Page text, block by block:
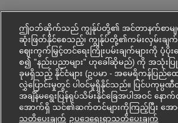
ဤဝဘ်ဆိုက်သည် ကျွန်ုပ်တို့၏ အင်တာနက်စာမျက်
ဆုံးဖြတ်နိုင်စေသည့်၊ ကျွန်ုပ်တို့၏ကမ်းလှမ်းချ
ဈေးကွက်မြှင့်တင်ရေးကြိုးပမ်းချက်များကို ပံ့ပို
စ၍ "နည်းပညာများ" ဟုခေါ်ဆိုမည်) ကို အသုံ
ခုမရှိသည့် နိုင်ငံများ (ဥပမာ - အမေရိကန်ပြည်
လွှဲပြောင်းမှုတွင် ပါဝင်မှုရှိနိုင်သည်။ ပြင်ပကုမ္
အချိန်မရွေးပြန်ရုပ်သိမ်းနိုင်ခြေအပါအဝင် န
အောက်ရှိ သင်၏ဆက်တင်များကိုကြည့်ပြီး အော
သတိပေးချက် ဥပ‌ဒေရေးရာသတိပေးချက်